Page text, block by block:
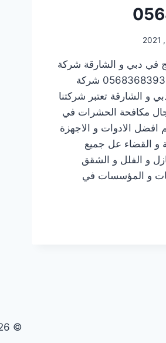
في دبي و الشارقة شركة
مكافحة الحشرات 0568368393 شركة
و الشارقة تعتبر شركتنا
مجال مكافحة الحشرات في
افضل الادوات و الاجهزة
و القضاء عل جميع
و الفلل و الشقق
و المؤسسات في
© 2026 اضواء الخليج تصميم وارشفة تيفاجو